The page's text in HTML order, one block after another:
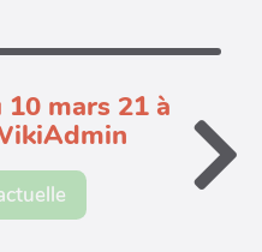
10 mars 21 à